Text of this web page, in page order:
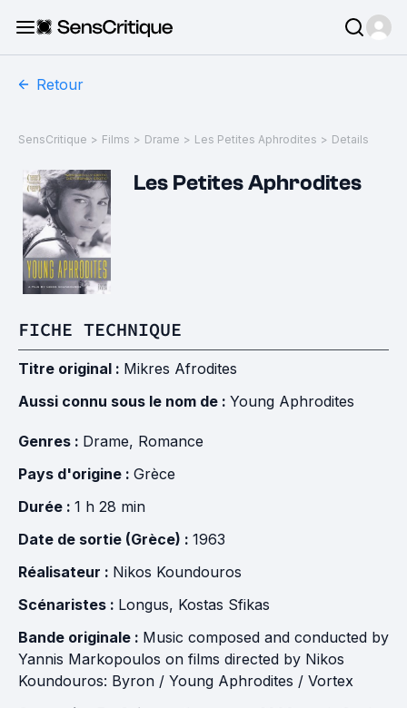
Retour
SensCritique > Films > Drame > Les Petites Aphrodites > Details
Les Petites Aphrodites
FICHE TECHNIQUE
Titre original : Mikres Afrodites
Aussi connu sous le nom de : Young Aphrodites
Genres : Drame, Romance
Pays d'origine : Grèce
Durée : 1 h 28 min
Date de sortie (Grèce) : 1963
Réalisateur : Nikos Koundouros
Scénaristes : Longus, Kostas Sfikas
Bande originale : Music composed and conducted by
Yannis Markopoulos on films directed by Nikos
Koundouros: Byron / Young Aphrodites / Vortex